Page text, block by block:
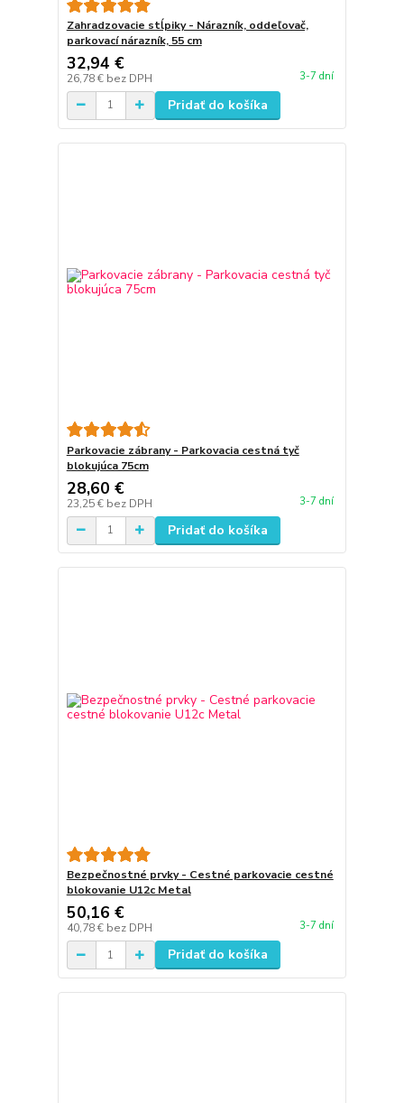
Zahradzovacie stĺpiky - Nárazník, oddeľovač,
parkovací nárazník, 55 cm
32,94 €
26,78 € bez DPH 3-7 dní
Pridať do košíka
Parkovacie zábrany - Parkovacia cestná tyč
blokujúca 75cm
28,60 €
23,25 € bez DPH 3-7 dní
Pridať do košíka
Bezpečnostné prvky - Cestné parkovacie cestné
blokovanie U12c Metal
50,16 €
40,78 € bez DPH 3-7 dní
Pridať do košíka